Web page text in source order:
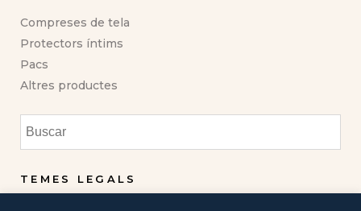
Compreses de tela
Protectors íntims
Pacs
Altres productes
TEMES LEGALS